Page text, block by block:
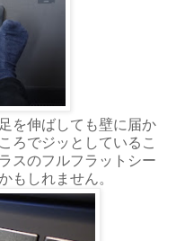
を伸ばしても壁に届か
ろでジッとしているこ
スのフルフラットシー
もしれません。